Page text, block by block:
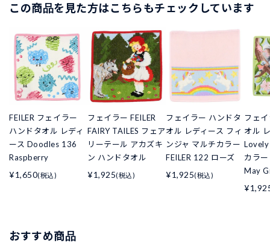
この商品を見た方はこちらもチェックしています
FEILER フェイラー
ハンドタオル レディ
ース Doodles 136
Raspberry
¥1,650(税込)
フェイラー FEILER
FAIRY TAILES フェア
リーテール アカズキ
ン ハンドタオル
¥1,925(税込)
フェイラー ハンドタ
オル レディース フィ
ンジャ マルチカラー
FEILER 122 ローズ
¥1,925(税込)
フェ
オル
カラ
May
おすすめ商品